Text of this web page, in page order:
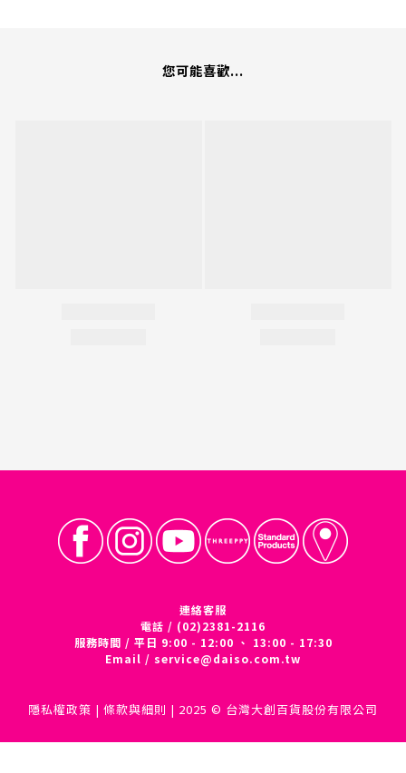
您可能喜歡...
連絡客服
電話 / (02)2381-2116
服務時間 / 平日 9:00 - 12:00 、 13:00 - 17:30
Email / service@daiso.com.tw
隱私權政策 | 條款與細則 | 2025 © 台灣大創百貨股份有限公司